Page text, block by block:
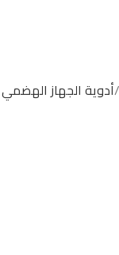
أدوية الجهاز الهضمي